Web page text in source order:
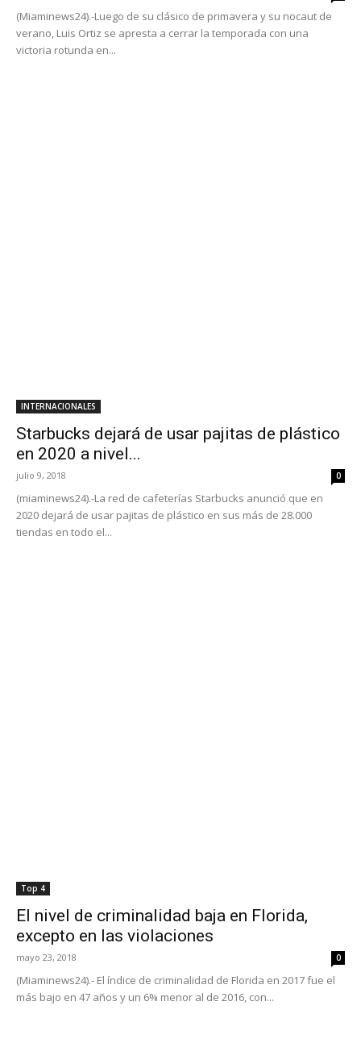
(Miaminews24).-Luego de su clásico de primavera y su nocaut de
verano, Luis Ortiz se apresta a cerrar la temporada con una
victoria rotunda en...
INTERNACIONALES
Starbucks dejará de usar pajitas de plástico
en 2020 a nivel...
julio 9, 2018 0
(miaminews24).-La red de cafeterías Starbucks anunció que en
2020 dejará de usar pajitas de plástico en sus más de 28.000
tiendas en todo el...
Top 4
El nivel de criminalidad baja en Florida,
excepto en las violaciones
mayo 23, 2018 0
(Miaminews24).- El índice de criminalidad de Florida en 2017 fue el
más bajo en 47 años y un 6% menor al de 2016, con...